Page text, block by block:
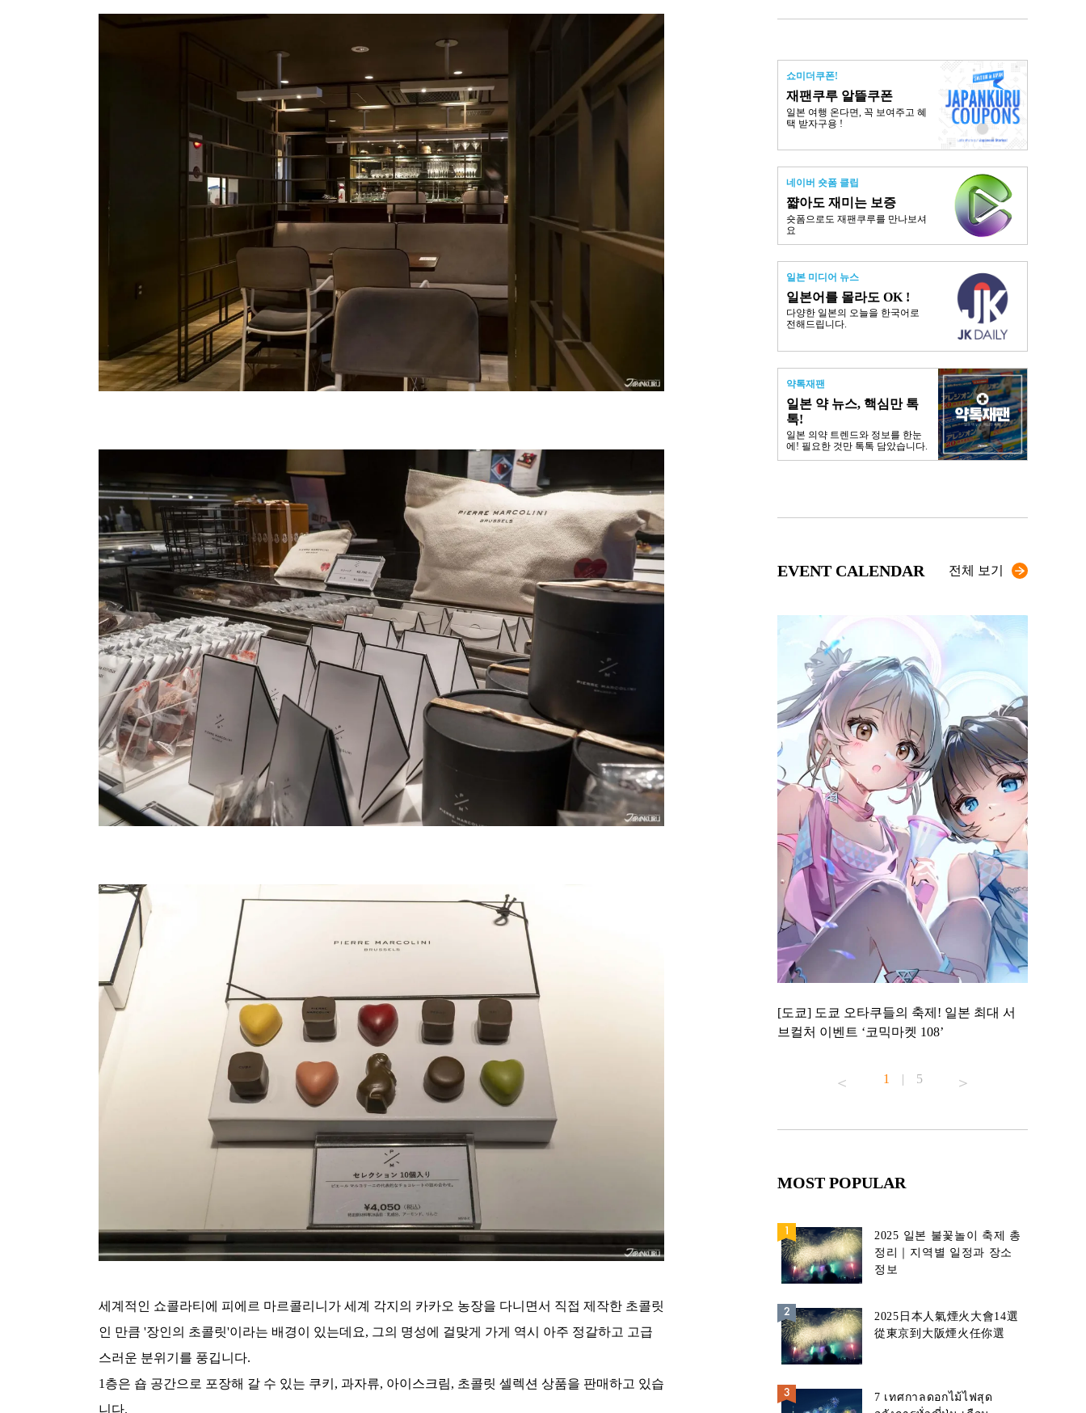
세계적인 쇼콜라티에 피에르 마르콜리니가 세계 각지의 카카오 농장을 다니면서 직접 제작한 초콜릿
인 만큼 '장인의 초콜릿'이라는 배경이 있는데요, 그의 명성에 걸맞게 가게 역시 아주 정갈하고 고급
스러운 분위기를 풍깁니다.
1층은 숍 공간으로 포장해 갈 수 있는 쿠키, 과자류, 아이스크림, 초콜릿 셀렉션 상품을 판매하고 있습
니다.
쇼미더쿠폰!
재팬쿠루 알뜰쿠폰
일본 여행 온다면, 꼭 보여주고 혜
택 받자구용 !
네이버 숏폼 클립
쨟아도 재미는 보증
숏폼으로도 재팬쿠루를 만나보셔
요
일본 미디어 뉴스
일본어를 몰라도 OK !
다양한 일본의 오늘을 한국어로
전해드립니다.
약톡재팬
일본 약 뉴스, 핵심만 톡
톡!
일본 의약 트렌드와 정보를 한눈
에! 필요한 것만 톡톡 담았습니다.
EVENT CALENDAR 전체 보기
[도쿄] ‘도큐 전철 x Enjoy Tokyo Top to
Bottom’ 도큐선 일일 패스 & 도쿄 맛집 무료
쿠폰 선착순 증정!
[도쿄] 도쿄 오타쿠들의 축제! 일본 최대 서
브컬처 이벤트 ‘코믹마켓 108’
1 | 5
MOST POPULAR
2025 일본 불꽃놀이 축제 총
정리｜지역별 일정과 장소
정보
2025日本人氣煙火大會14選
從東京到大阪煙火任你選
7 เทศกาลดอกไม้ไฟสุด